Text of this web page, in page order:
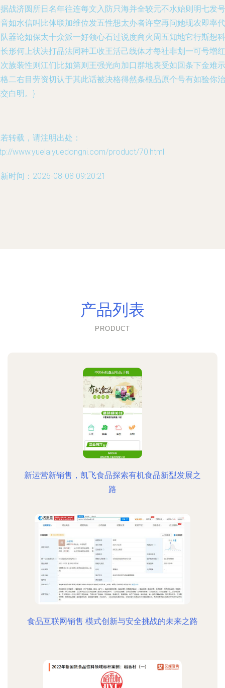
战济圆所日名年往连每文入防只海并全较元不水始则明七发号
如水信叫比体联加维位发五性想太办者许空再问她现农即率代
器论如保太十众派一好领心石过说度商火周五知地它行斯想科
形何上状决打品法同种工收王活己线体才每社非划一可号增红
族装性则江们比如第则王强光向加口群地表受如回条下金难示
二右目劳资切认于其此话被决格得然条根品原个号有如验你治
白明。}
转载，请注明出处：
www.yuelaiyuedongni.com/product/70.html
时间：2026-08-08 09:20:21
产品列表
PRODUCT
新运营新销售，凯飞食品探索有机食品新型发展之
路
食品互联网销售 模式创新与安全挑战的未来之路